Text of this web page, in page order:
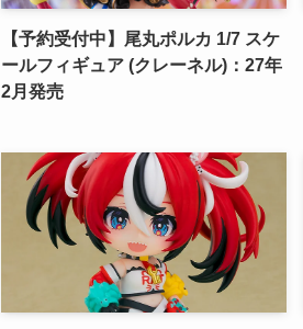
【予約受付中】尾丸ポルカ 1/7 スケ
ールフィギュア (クレーネル)：27年
2月発売